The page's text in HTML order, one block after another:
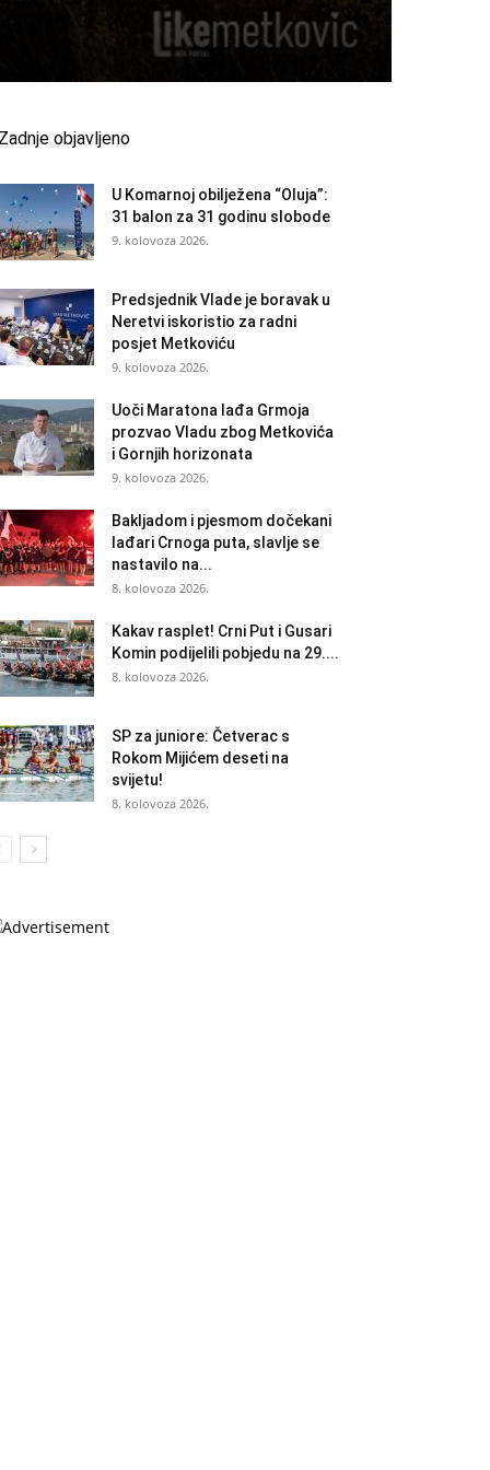
objavljeno
U Komarnoj obilježena “Oluja”:
31 balon za 31 godinu slobode
9. kolovoza 2026.
Predsjednik Vlade je boravak u
Neretvi iskoristio za radni
posjet Metkoviću
9. kolovoza 2026.
Uoči Maratona lađa Grmoja
prozvao Vladu zbog Metkovića
i Gornjih horizonata
9. kolovoza 2026.
Bakljadom i pjesmom dočekani
lađari Crnoga puta, slavlje se
nastavilo na...
8. kolovoza 2026.
Kakav rasplet! Crni Put i Gusari
Komin podijelili pobjedu na 29....
8. kolovoza 2026.
SP za juniore: Četverac s
Rokom Mijićem deseti na
svijetu!
8. kolovoza 2026.